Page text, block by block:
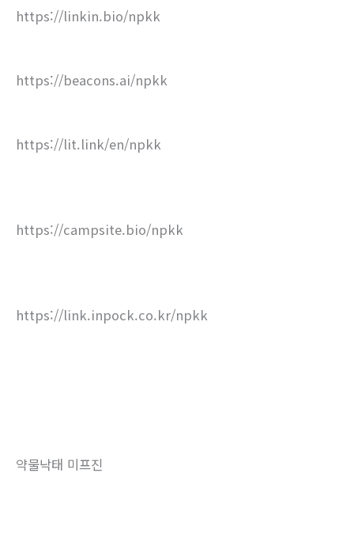
https://linkin.bio/npkk
https://beacons.ai/npkk
https://lit.link/en/npkk
https://campsite.bio/npkk
https://link.inpock.co.kr/npkk
약물낙태 미프진